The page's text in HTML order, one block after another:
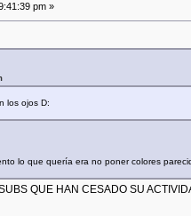
pm »
los ojos D:
lo que quería era no poner colores
QUE HAN CESADO SU